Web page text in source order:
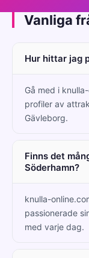
Vanliga
Hur hittar jag
Gå med i
profiler av
Gävleborg.
Finns det
Söderhamn?
knulla-
passionerade
med varje dag.